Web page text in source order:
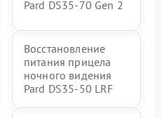
Pard DS35-70 Gen 2
Восстановление
питания прицела
ночного видения
Pard DS35-50 LRF